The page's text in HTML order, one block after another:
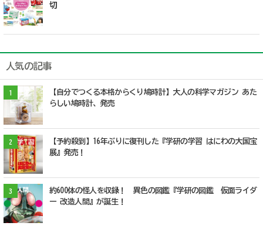
切
人気の記事
1
【自分でつくる本格からくり鳩時計】大人の科学マガジン あた
らしい鳩時計、発売
2
【予約殺到】16年ぶりに復刊した『学研の学習 はにわの大国宝
展』発売！
3
約600体の怪人を収録！ 異色の図鑑『学研の図鑑 仮面ライダ
ー 改造人間』が誕生！